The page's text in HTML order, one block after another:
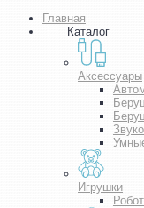
Главная
Каталог
Аксессуары
Игрушки